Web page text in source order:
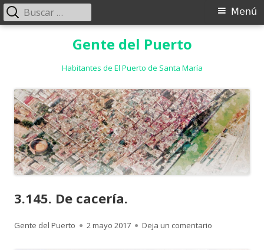
Gente del Puerto
Habitantes de El Puerto de Santa María
Menú
Menú
Buscar:
3.145. De cacería.
Autor
Gente del Puerto
Publicado
2 mayo 2017 Deja un comentario